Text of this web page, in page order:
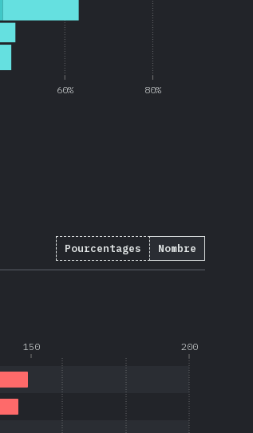
60% 80%
Pourcentages Nombre
150 200